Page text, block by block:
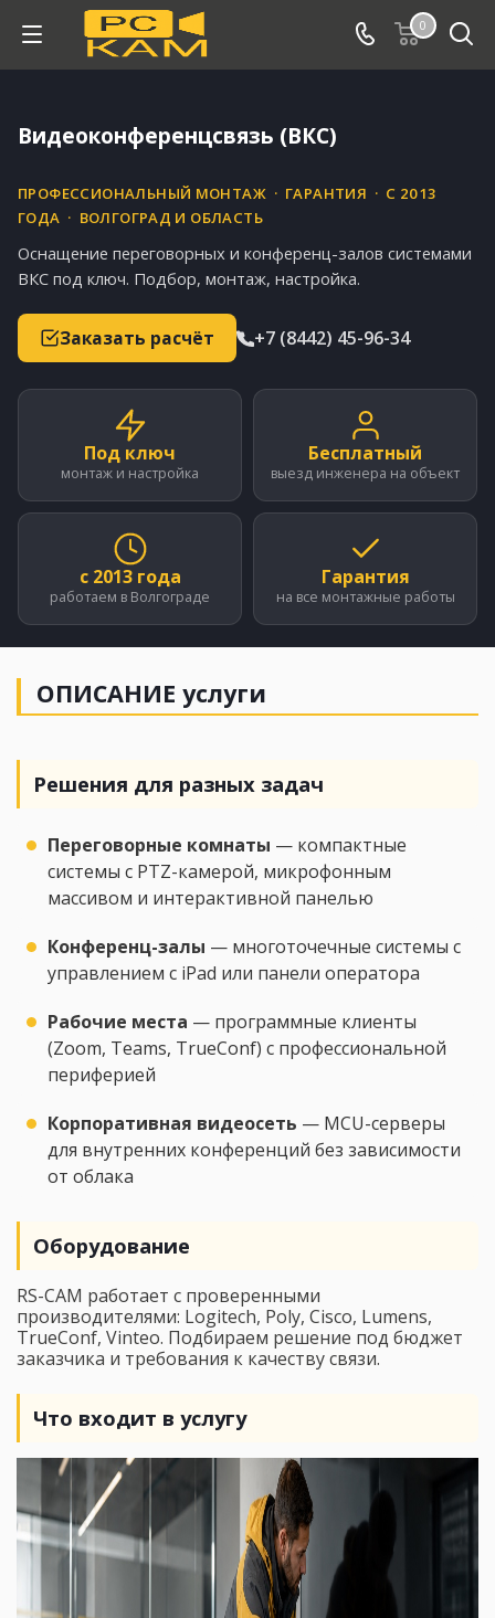
0
Видеоконференцсвязь (ВКС)
ПРОФЕССИОНАЛЬНЫЙ МОНТАЖ · ГАРАНТИЯ · С 2013
ГОДА · ВОЛГОГРАД И ОБЛАСТЬ
Оснащение переговорных и конференц-залов системами
ВКС под ключ. Подбор, монтаж, настройка.
Заказать расчёт +7 (8442) 45-96-34
Под ключ
монтаж и настройка
Бесплатный
выезд инженера на объект
с 2013 года
работаем в Волгограде
Гарантия
на все монтажные работы
ОПИСАНИЕ услуги
Решения для разных задач
Переговорные комнаты — компактные
системы с PTZ-камерой, микрофонным
массивом и интерактивной панелью
Конференц-залы — многоточечные системы с
управлением с iPad или панели оператора
Рабочие места — программные клиенты
(Zoom, Teams, TrueConf) с профессиональной
периферией
Корпоративная видеосеть — MCU-серверы
для внутренних конференций без зависимости
от облака
Оборудование
RS-CAM работает с проверенными
производителями: Logitech, Poly, Cisco, Lumens,
TrueConf, Vinteo. Подбираем решение под бюджет
заказчика и требования к качеству связи.
Что входит в услугу